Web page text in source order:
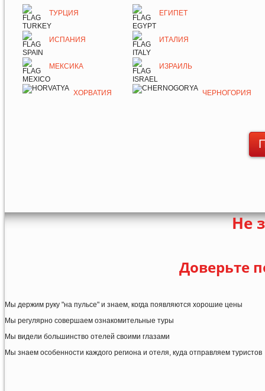
ТУРЦИЯ ЕГИПЕТ
ИСПАНИЯ ИТАЛИЯ
МЕКСИКА ИЗРАИЛЬ
ХОРВАТИЯ ЧЕРНОГОРИЯ
Не
Доверьте
Мы держим руку "на пульсе" и знаем, когда появляются хорошие цены
Мы регулярно совершаем ознакомительные туры
Мы видели большинство отелей своими глазами
Мы знаем особенности каждого региона и отеля, куда отправляем туристов